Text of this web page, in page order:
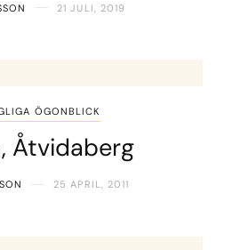
21 JULI, 2019
ÖGONBLICK
Åtvidaberg
25 APRIL, 2011